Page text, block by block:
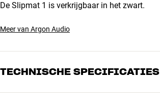
De Slipmat 1 is verkrijgbaar in het zwart.
Meer van Argon Audio
TECHNISCHE SPECIFICATIES